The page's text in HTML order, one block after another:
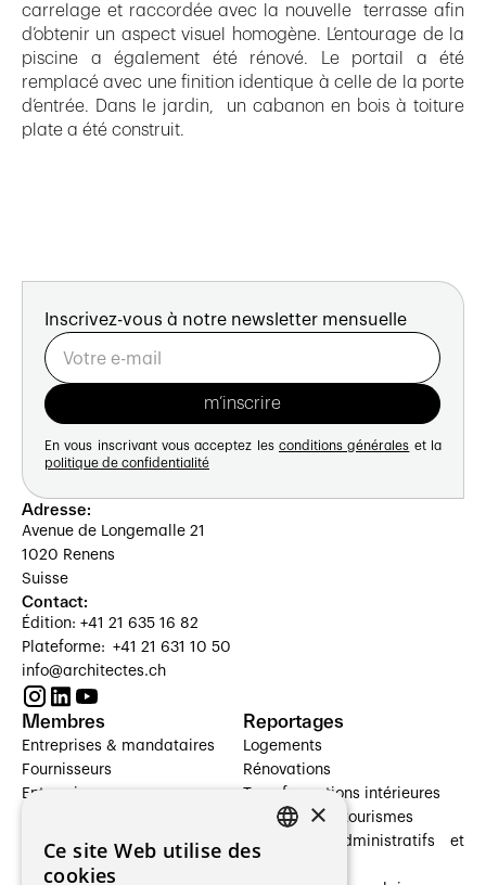
carrelage et raccordée avec la nouvelle terrasse afin
d’obtenir un aspect visuel homogène. L’entourage de la
piscine a également été rénové. Le portail a été
remplacé avec une finition identique à celle de la porte
d’entrée. Dans le jardin, un cabanon en bois à toiture
plate a été construit.
Inscrivez-vous à notre newsletter mensuelle
En vous inscrivant vous acceptez les conditions générales et la
politique de confidentialité
Adresse:
Avenue de Longemalle 21
1020 Renens
Suisse
Contact:
Édition: +41 21 635 16 82
Plateforme: +41 21 631 10 50
info@architectes.ch
Membres
Entreprises & mandataires
Fournisseurs
Entreprises
Architectes paysagistes
Architectes d'intérieur
Reportages
Logements
Rénovations
Transformations intérieures
Hôtelleries et tourismes
Bâtiments administratifs et
×
Ce site Web utilise des
cookies